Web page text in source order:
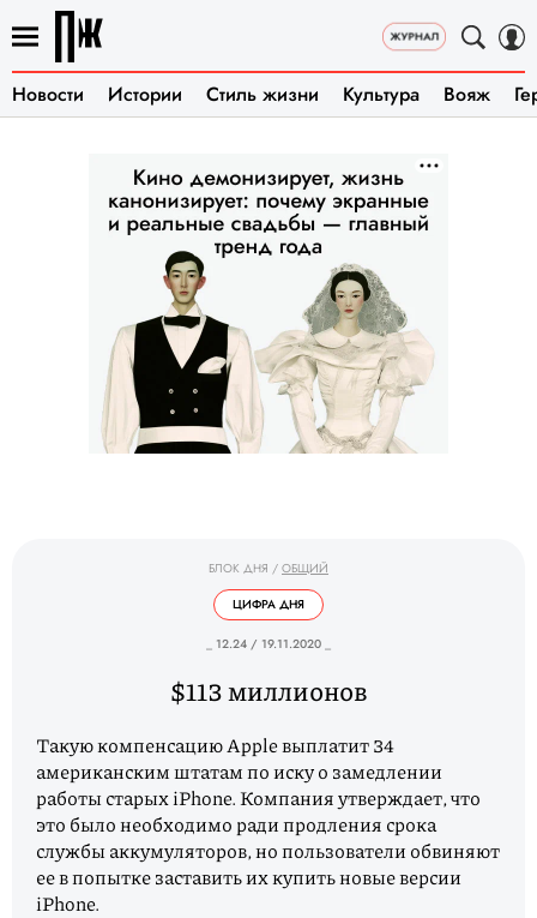
Новости Истории Стиль жизни Культура Вояж
БЛОК ДНЯ / ОБЩИЙ
ЦИФРА ДНЯ
_ 12.24 / 19.11.2020 _
$113 миллионов
Такую компенсацию Apple выплатит 34
американским штатам по иску о замедлении
работы старых iPhone. Компания утверждает, что
это было необходимо ради продления срока
службы аккумуляторов, но пользователи обвиняют
ее в попытке заставить их купить новые версии
iPhone.